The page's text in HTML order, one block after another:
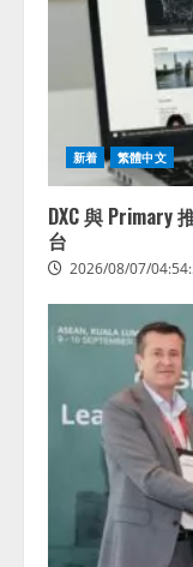
3
4
新着 繁體中文
DXC 與 Primary
台
2026/08/07/